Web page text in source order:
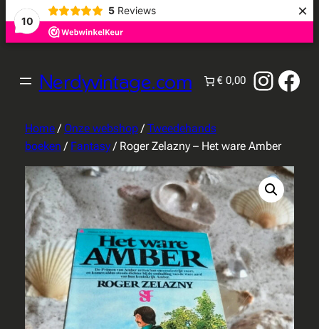
10
5 Reviews ×
Nerdyvintage.com € 0,00
Home/ Onze webshop/ Tweedehands
boeken / Fantasy/ Roger Zelazny – Het ware Amber